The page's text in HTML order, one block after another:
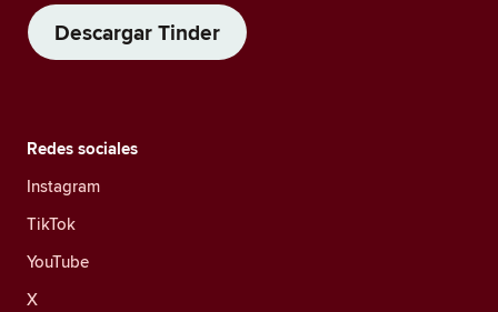
Descargar Tinder
Redes sociales
Instagram
TikTok
YouTube
X